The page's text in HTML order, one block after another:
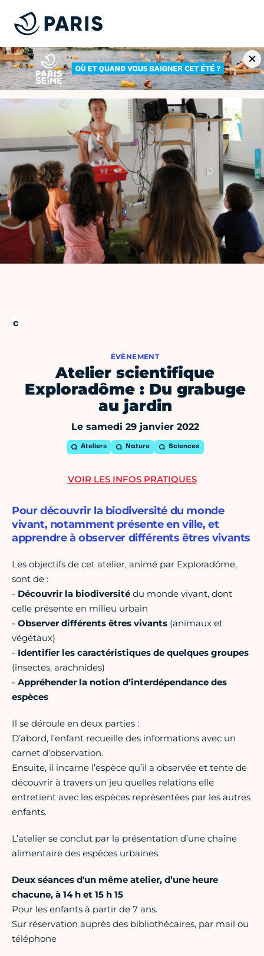
ÉVÈNEMENT
Atelier scientifique
Exploradôme : Du grabuge
au jardin
Le samedi 29 janvier 2022
Ateliers Nature Sciences
Pour découvrir la biodiversité du monde
vivant, notamment présente en ville, et
apprendre à observer différents êtres vivants
Les objectifs de cet atelier, animé par Exploradôme,
sont de :
- Découvrir la biodiversité du monde vivant, dont
celle présente en milieu urbain
- Observer différents êtres vivants (animaux et
végétaux)
- Identifier les caractéristiques de quelques groupes
(insectes, arachnides)
- Appréhender la notion d’interdépendance des
espèces
Il se déroule en deux parties :
D’abord, l’enfant recueille des informations avec un
carnet d’observation.
Ensuite, il incarne l’espèce qu’il a observée et tente de
découvrir à travers un jeu quelles relations elle
entretient avec les espèces représentées par les autres
enfants.
L’atelier se conclut par la présentation d’une chaîne
alimentaire des espèces urbaines.
Deux séances d'un même atelier, d’une heure
chacune, à 14 h et 15 h 15
Pour les enfants à partir de 7 ans.
Sur réservation auprès des bibliothécaires, par mail ou
téléphone
VOIR LES INFOS PRATIQUES